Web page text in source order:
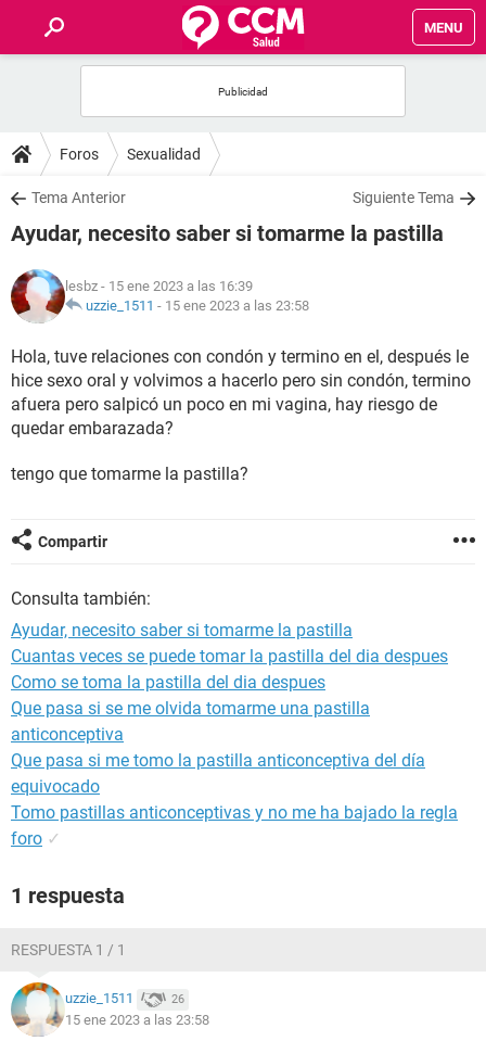
MENU
FOROS
SALUD
FAMILIA
NUTRICIÓN
BIENESTAR
SEXUALIDAD
GLOSARIO
Foros Sexualidad
Tema Anterior Siguiente Tema
Ayudar, necesito saber si tomarme la pastilla
lesbz - 15 ene 2023 a las 16:39
uzzie_1511 - 15 ene 2023 a las 23:58
Hola, tuve relaciones con condón y termino en el, después le
hice sexo oral y volvimos a hacerlo pero sin condón, termino
afuera pero salpicó un poco en mi vagina, hay riesgo de
quedar embarazada?
tengo que tomarme la pastilla?
Compartir
Consulta también:
Ayudar, necesito saber si tomarme la pastilla
Cuantas veces se puede tomar la pastilla del dia despues
Como se toma la pastilla del dia despues
Que pasa si se me olvida tomarme una pastilla
anticonceptiva
Que pasa si me tomo la pastilla anticonceptiva del día
equivocado
Tomo pastillas anticonceptivas y no me ha bajado la regla
foro ✓
1 respuesta
RESPUESTA 1 / 1
uzzie_1511 26
15 ene 2023 a las 23:58